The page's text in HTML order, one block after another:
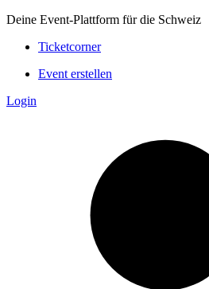
Deine Event-Plattform für die Schweiz
Ticketcorner
Event erstellen
Login